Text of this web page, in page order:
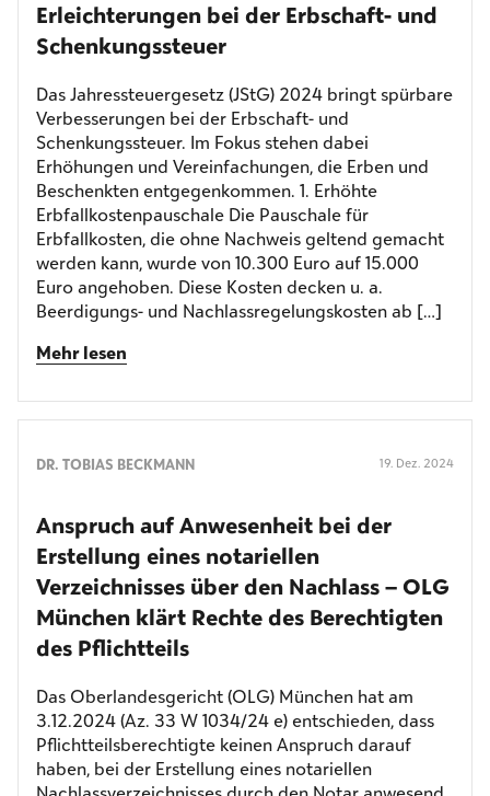
Erleichterungen bei der Erbschaft- und
Schenkungssteuer
Das Jahressteuergesetz (JStG) 2024 bringt spürbare
Verbesserungen bei der Erbschaft- und
Schenkungssteuer. Im Fokus stehen dabei
Erhöhungen und Vereinfachungen, die Erben und
Beschenkten entgegenkommen. 1. Erhöhte
Erbfallkostenpauschale Die Pauschale für
Erbfallkosten, die ohne Nachweis geltend gemacht
werden kann, wurde von 10.300 Euro auf 15.000
Euro angehoben. Diese Kosten decken u. a.
Beerdigungs- und Nachlassregelungskosten ab […]
Mehr lesen
DR. TOBIAS BECKMANN 19. Dez. 2024
Anspruch auf Anwesenheit bei der
Erstellung eines notariellen
Verzeichnisses über den Nachlass – OLG
München klärt Rechte des Berechtigten
des Pflichtteils
Das Oberlandesgericht (OLG) München hat am
3.12.2024 (Az. 33 W 1034/24 e) entschieden, dass
Pflichtteilsberechtigte keinen Anspruch darauf
haben, bei der Erstellung eines notariellen